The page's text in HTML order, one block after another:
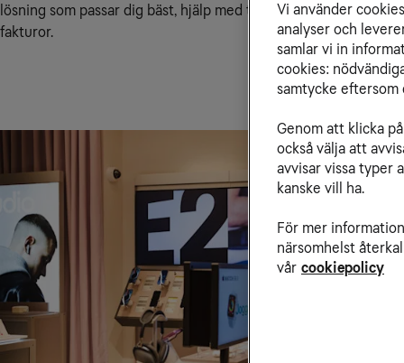
lösning som passar dig bäst, hjälp med tekniska inställningar,
fakturor.
Vi använder
analyser och
samlar vi in
cookies:
samtycke eftersom
Genom att klicka
också välja att
avvisar vissa typer
kanske vill ha.
För mer
närsomhelst
vår cookiepolicy